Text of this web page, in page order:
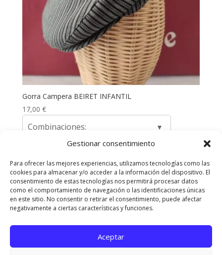
Gestionar consentimiento
Para ofrecer las mejores experiencias, utilizamos tecnologías como las
cookies para almacenar y/o acceder a la información del dispositivo. El
consentimiento de estas tecnologías nos permitirá procesar datos
como el comportamiento de navegación o las identificaciones únicas
en este sitio. No consentir o retirar el consentimiento, puede afectar
negativamente a ciertas características y funciones.
Aceptar
Gorra Campera BEIRET INFANTIL
17,00 €
Combinaciones:
Envíos y Devoluciones
Quienes somos
Contacta con nosotros
Política de privacidad
Políticas de Cookies
Aviso Legal